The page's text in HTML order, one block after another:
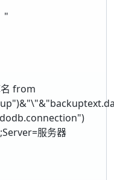
"
from
服务器